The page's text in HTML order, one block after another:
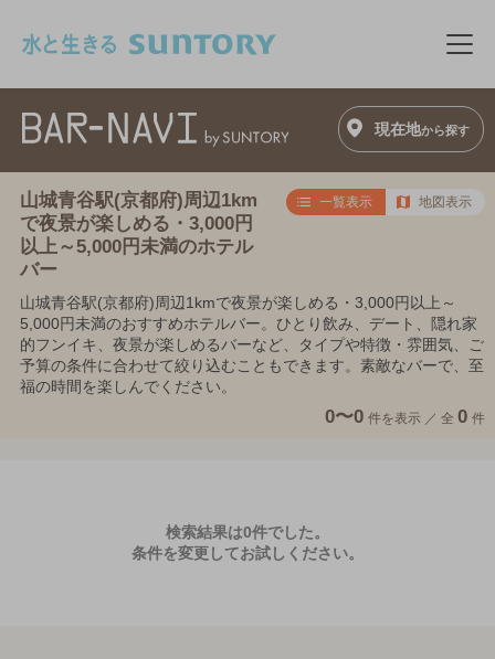
メ
現在地から探す
山城青谷駅(京都府)周辺1km
で夜景が楽しめる・3,000円
以上～5,000円未満のホテル
バー
一覧表示 地図表示
山城青谷駅(京都府)周辺1kmで夜景が楽しめる・3,000円以上～
5,000円未満のおすすめホテルバー。ひとり飲み、デート、隠れ家
的フンイキ、夜景が楽しめるバーなど、タイプや特徴・雰囲気、ご
予算の条件に合わせて絞り込むこともできます。素敵なバーで、至
福の時間を楽しんでください。
0〜0 件を表示 ／ 全 0 件
検索結果は0件でした。
条件を変更してお試しください。